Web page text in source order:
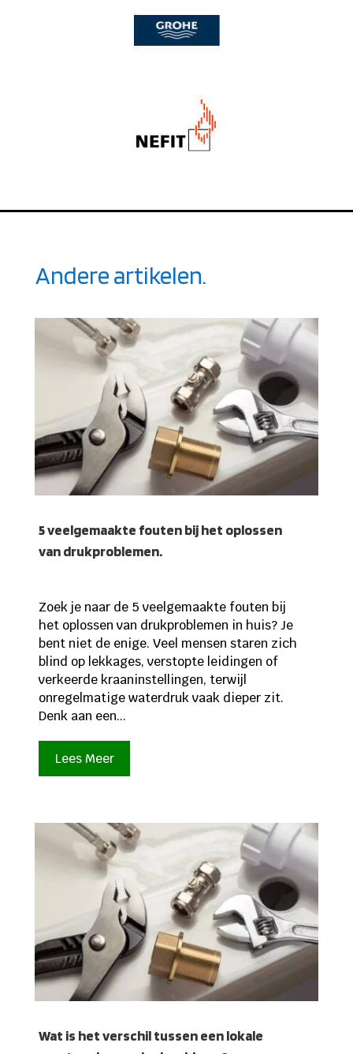
Andere artikelen.
5 veelgemaakte fouten bij het oplossen
van drukproblemen.
Zoek je naar de 5 veelgemaakte fouten bij
het oplossen van drukproblemen in huis? Je
bent niet de enige. Veel mensen staren zich
blind op lekkages, verstopte leidingen of
verkeerde kraaninstellingen, terwijl
onregelmatige waterdruk vaak dieper zit.
Denk aan een...
Lees Meer
Wat is het verschil tussen een lokale